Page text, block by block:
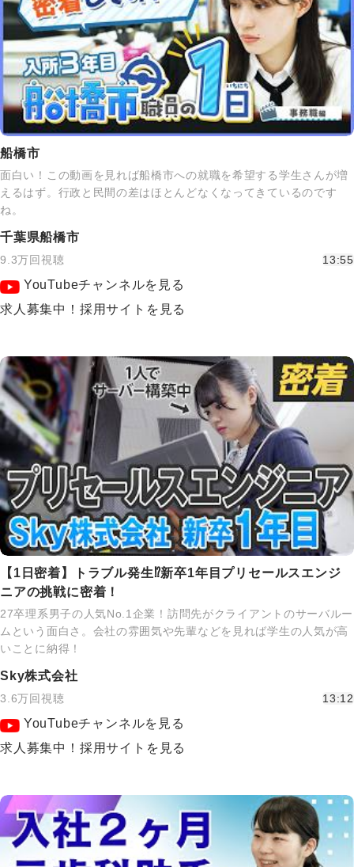
船橋市
面白い！この動画を見れば船橋市への就職を希望する学生さんが増
えるはず。行政と民間の差はほとんどなくなってきているのです
ね。
千葉県船橋市
9.3万回視聴 13:55
YouTubeチャンネルを見る
求人募集中！採用サイトを見る
【1日密着】トラブル発生⁉新卒1年目プリセールスエンジ
ニアの挑戦に密着！
27卒理系男子の人気No.1企業！訪問先がクライアントのサーバルー
ムという面白さ。会社の雰囲気や先輩などを見れば学生の人気が高
いことに納得！
Sky株式会社
3.6万回視聴 13:12
YouTubeチャンネルを見る
求人募集中！採用サイトを見る